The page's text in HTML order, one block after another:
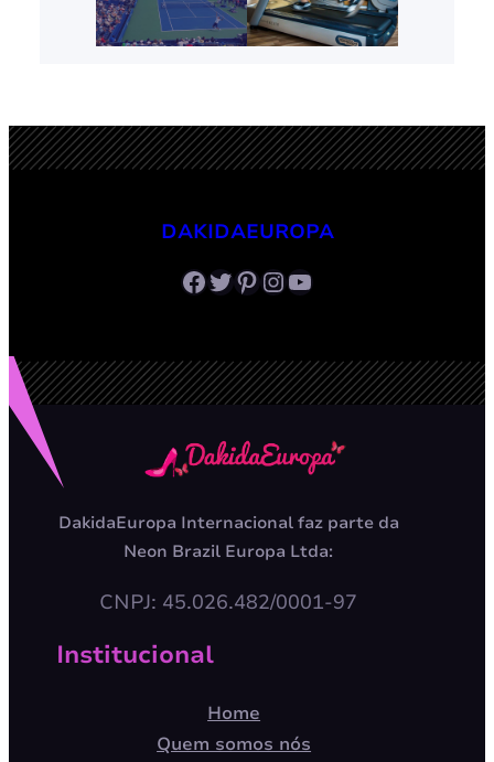
DAKIDAEUROPA
Facebook Twitter Pinterest InstagramYoutube
DakidaEuropa Internacional faz parte da
Neon Brazil Europa Ltda:
CNPJ: 45.026.482/0001-97
Institucional
Home
Quem somos nós